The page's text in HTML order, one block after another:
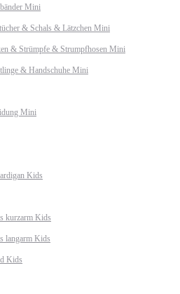
Mini
& Schals & Lätzchen Mini
& Strümpfe & Strumpfhosen Mini
& Handschuhe Mini
Mini
Kids
kurzarm Kids
langarm Kids
Kids